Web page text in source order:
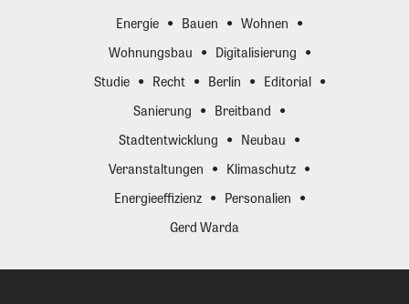
Energie Bauen
Wohnen
Wohnungsbau
Digitalisierung
Studie
Recht Berlin
Editorial
Sanierung
Breitband
Stadtentwicklung
Neubau
Veranstaltungen
Klimaschutz
Energieeffizienz
Personalien
Gerd Warda